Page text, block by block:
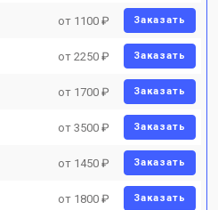
от 1100 ₽ Заказать
от 2250 ₽ Заказать
от 1700 ₽ Заказать
от 3500 ₽ Заказать
от 1450 ₽ Заказать
от 1800 ₽ Заказать